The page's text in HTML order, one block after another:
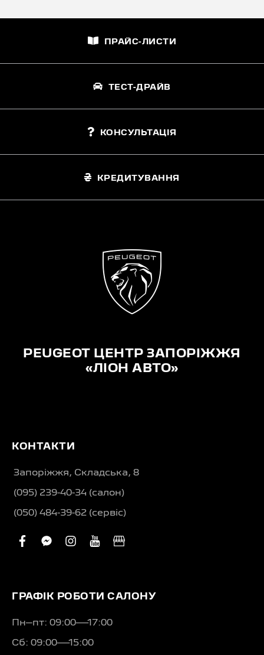
ПРАЙС-ЛИСТИ
ТЕСТ-ДРАЙВ
КОНСУЛЬТАЦІЯ
КРЕДИТУВАННЯ
PEUGEOT ЦЕНТР ЗАПОРІЖЖЯ
«ЛІОН АВТО»
КОНТАКТИ
Запоріжжя, Складська, 8
(095) 239-40-34 (салон)
(050) 484-39-62 (сервіс)
facebook
facebook-
instagram
youtube
business
ГРАФІК РОБОТИ САЛОНУ
Пн–пт: 09:00—17:00
Сб: 09:00—15:00